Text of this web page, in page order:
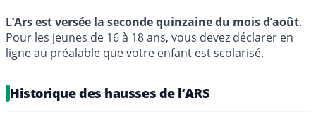
L’Ars est versée la seconde quinzaine du mois d’août.
Pour les jeunes de 16 à 18 ans, vous devez déclarer en
ligne au préalable que votre enfant est scolarisé.
Historique des hausses de l’ARS